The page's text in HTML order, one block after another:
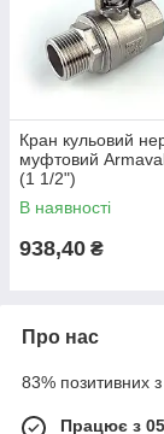
Кран кульовий
муфтовий
(1 1/2")
В наявності
938,40 ₴
Про нас
83% позитивних з
Працює з